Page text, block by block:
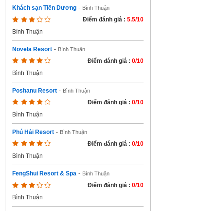
Khách sạn Tiền Dương - Bình Thuận
Điểm đánh giá : 5.5/10
Bình Thuận
Novela Resort - Bình Thuận
Điểm đánh giá : 0/10
Bình Thuận
Poshanu Resort - Bình Thuận
Điểm đánh giá : 0/10
Bình Thuận
Phú Hải Resort - Bình Thuận
Điểm đánh giá : 0/10
Bình Thuận
FengShui Resort & Spa - Bình Thuận
Điểm đánh giá : 0/10
Bình Thuận